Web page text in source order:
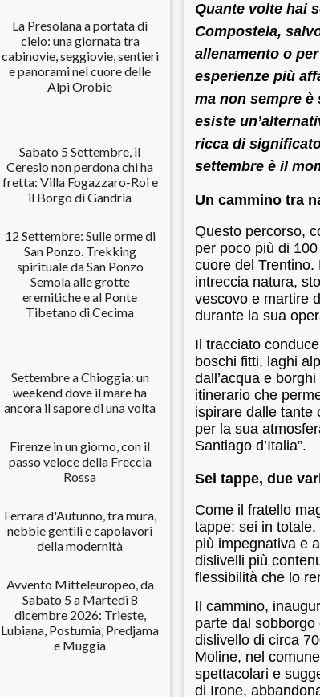
La Presolana a portata di
cielo: una giornata tra
cabinovie, seggiovie, sentieri
e panorami nel cuore delle
Alpi Orobie
Sabato 5 Settembre, il
Ceresio non perdona chi ha
fretta: Villa Fogazzaro-Roi e
il Borgo di Gandria
12 Settembre: Sulle orme di
San Ponzo. Trekking
spirituale da San Ponzo
Semola alle grotte
eremitiche e al Ponte
Tibetano di Cecima
Settembre a Chioggia: un
weekend dove il mare ha
ancora il sapore di una volta
Firenze in un giorno, con il
passo veloce della Freccia
Rossa
Ferrara d'Autunno, tra mura,
nebbie gentili e capolavori
della modernità
Avvento Mitteleuropeo, da
Sabato 5 a Martedì 8
dicembre 2026: Trieste,
Lubiana, Postumia, Predjama
e Muggia
Quante volte hai
Compostela,
allenamento o
esperienze più
ma non sempre
esiste
ricca di
settembre è il
Un cammino tra
Questo percorso,
per poco più di
cuore del
intreccia natura,
vescovo e martire
durante la sua
Il tracciato
boschi fitti, laghi
dall’acqua e
itinerario che
ispirare dalle tante
per la sua
Santiago d’Italia”.
Sei tappe, due
Come il fratello
tappe: sei in totale,
più impegnativa e
dislivelli più
flessibilità che lo
Il cammino,
parte dal
dislivello di circa
Moline, nel
spettacolari e
di Irone,